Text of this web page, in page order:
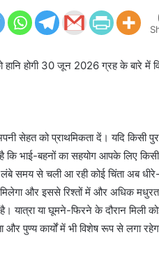
होगी 30 जून 2026 ग्रह के बारे
सेहत को प्राथमिकता दें। यदि किसी
है कि भाई-बहनों का सहयोग आपके लिए
से चली आ रही कोई चिंता अब धीरे-धीरे
और इससे रिश्तों में और अधिक
यात्रा या घूमने-फिरने के दौरान मिली
पुण्य कार्यों में भी विशेष रूप से लगा